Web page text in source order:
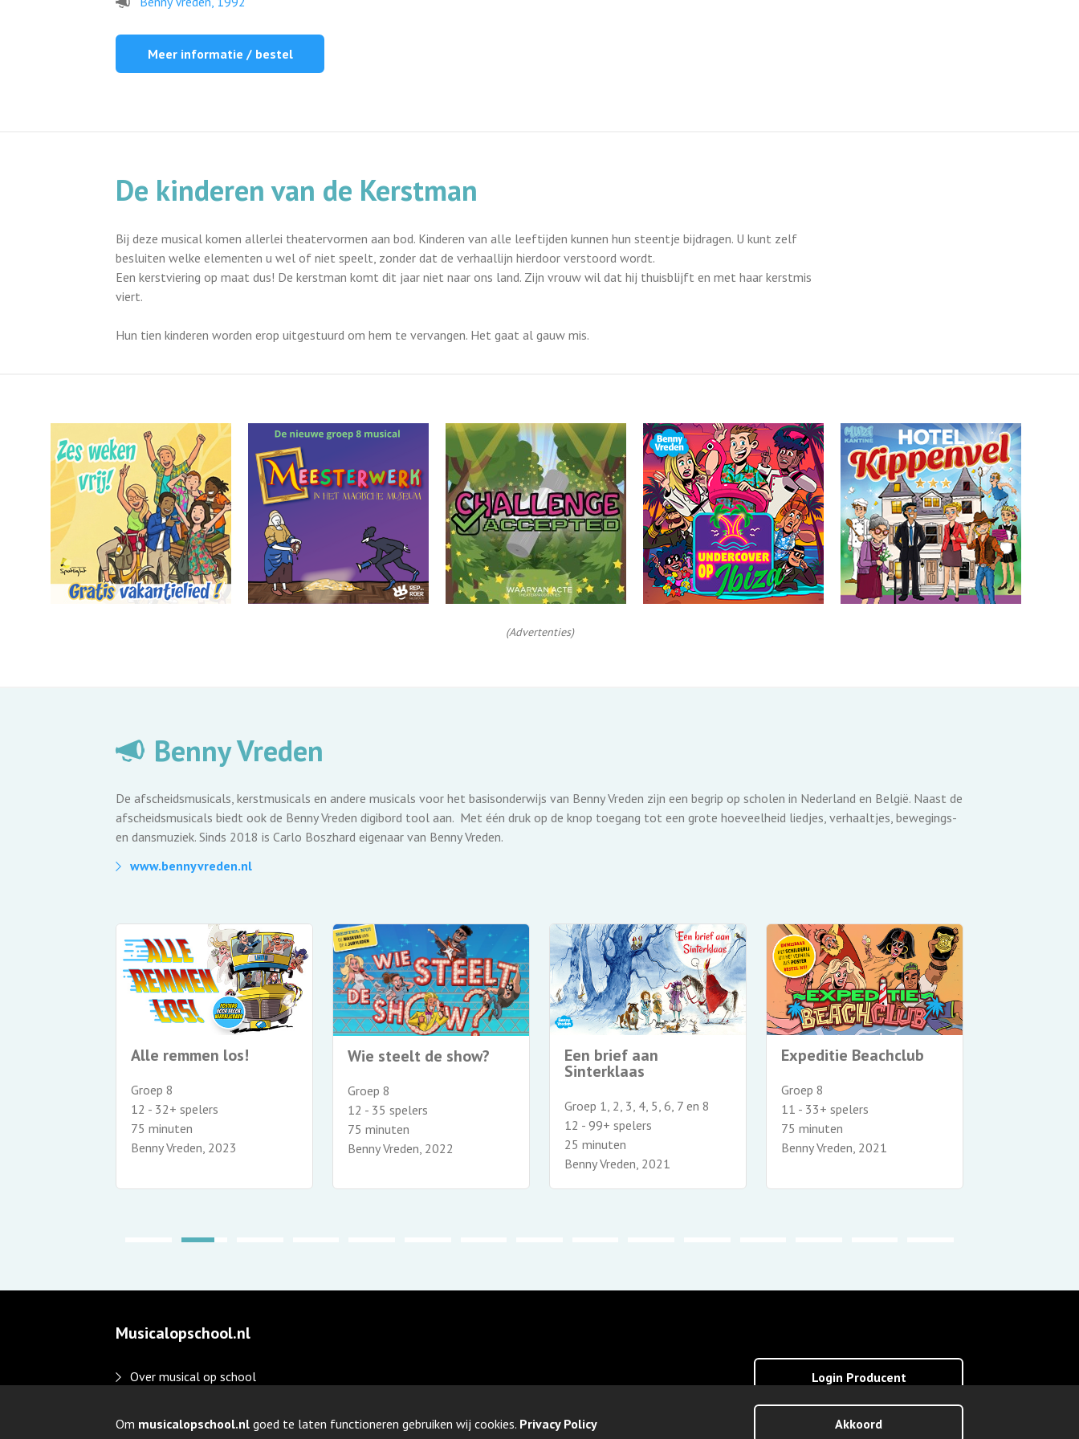
Meer informatie / bestel
De kinderen van de Kerstman
Bij deze musical komen allerlei theatervormen aan bod. Kinderen van alle leeftijden kunnen hun steentje bijdragen. U kunt zelf
besluiten welke elementen u wel of niet speelt, zonder dat de verhaallijn hierdoor verstoord wordt.
Een kerstviering op maat dus! De kerstman komt dit jaar niet naar ons land. Zijn vrouw wil dat hij thuisblijft en met haar kerstmis
viert.
Hun tien kinderen worden erop uitgestuurd om hem te vervangen. Het gaat al gauw mis.
(Advertenties)
Benny Vreden
De afscheidsmusicals, kerstmusicals en andere musicals voor het basisonderwijs van Benny Vreden zijn een begrip op scholen in Nederland en België. Naast de
afscheidsmusicals biedt ook de Benny Vreden digibord tool aan. Met één druk op de knop toegang tot een grote hoeveelheid liedjes, verhaaltjes, bewegings-
en dansmuziek. Sinds 2018 is Carlo Boszhard eigenaar van Benny Vreden.
www.bennyvreden.nl
Alle remmen los!
Groep 8
12 - 32+ spelers
75 minuten
Benny Vreden, 2023
Wie steelt de show?
Groep 8
12 - 35 spelers
75 minuten
Benny Vreden, 2022
Een brief aan
Sinterklaas
Groep 1, 2, 3, 4, 5, 6, 7 en 8
12 - 99+ spelers
25 minuten
Benny Vreden, 2021
Expeditie Beachclub
Groep 8
11 - 33+ spelers
75 minuten
Benny Vreden, 2021
Om musicalopschool.nl goed te laten functioneren gebruiken wij cookies. Privacy Policy Akkoord
Musicalopschool.nl
Over musical op school
Login Producent